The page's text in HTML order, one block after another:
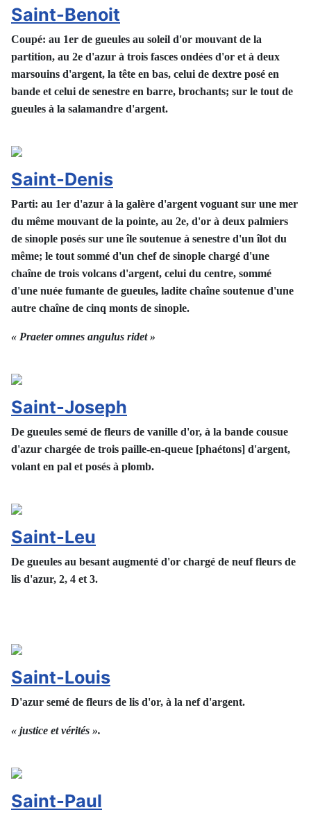
Saint-Benoit
Coupé: au 1er de gueules au soleil d'or mouvant de la
partition, au 2e d'azur à trois fasces ondées d'or et à deux
marsouins d'argent, la tête en bas, celui de dextre posé en
bande et celui de senestre en barre, brochants; sur le tout de
gueules à la salamandre d'argent.
Saint-Denis
Parti: au 1er d'azur à la galère d'argent voguant sur une mer
du même mouvant de la pointe, au 2e, d'or à deux palmiers
de sinople posés sur une île soutenue à senestre d'un îlot du
même; le tout sommé d'un chef de sinople chargé d'une
chaîne de trois volcans d'argent, celui du centre, sommé
d'une nuée fumante de gueules, ladite chaîne soutenue d'une
autre chaîne de cinq monts de sinople.
« Praeter omnes angulus ridet »
Saint-Joseph
De gueules semé de fleurs de vanille d'or, à la bande cousue
d'azur chargée de trois paille-en-queue [phaétons] d'argent,
volant en pal et posés à plomb.
Saint-Leu
De gueules au besant augmenté d'or chargé de neuf fleurs de
lis d'azur, 2, 4 et 3.
Saint-Louis
D'azur semé de fleurs de lis d'or, à la nef d'argent.
« justice et vérités ».
Saint-Paul